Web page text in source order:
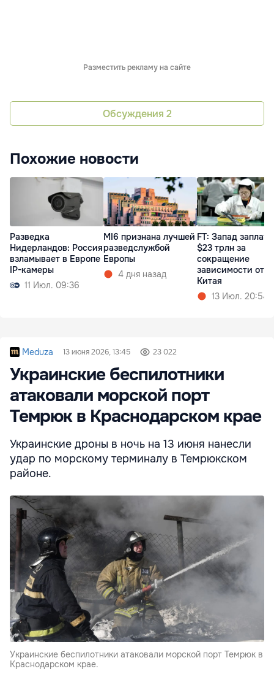
Разместить рекламу на сайте
Обсуждения 2
Похожие новости
Разведка
Нидерландов: Россия
взламывает в Европе
IP-камеры
11 Июл. 09:36
MI6 признана лучшей
разведслужбой
Европы
4 дня назад
FT: Запад
$23 трлн за
сокращение
зависимости от
Китая
13 Июл. 20:54
Meduza 13 июня 2026, 13:45 23 022
Украинские беспилотники
атаковали морской порт
Темрюк в Краснодарском крае
Украинские дроны в ночь на 13 июня нанесли
удар по морскому терминалу в Темрюкском
районе.
Украинские беспилотники атаковали морской порт Темрюк в
Краснодарском крае.